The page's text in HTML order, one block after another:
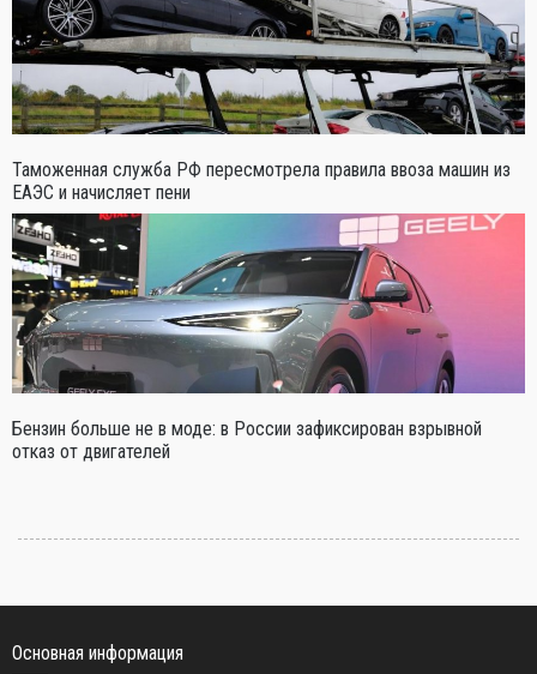
Таможенная служба РФ пересмотрела правила ввоза машин из
ЕАЭС и начисляет пени
Бензин больше не в моде: в России зафиксирован взрывной
отказ от двигателей
Основная информация